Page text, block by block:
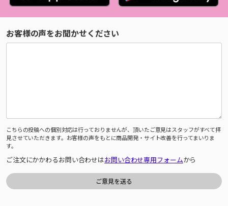
お客様の声をお聞かせください
こちらの投稿への個別対応は行っておりませんが、頂いたご意見はスタッフがすべて拝
見させていただきます。お客様の声をもとに商品開発・サイト改善を行ってまいりま
す。
ご注文にかかわるお問い合わせはお問い合わせ専用フォームから